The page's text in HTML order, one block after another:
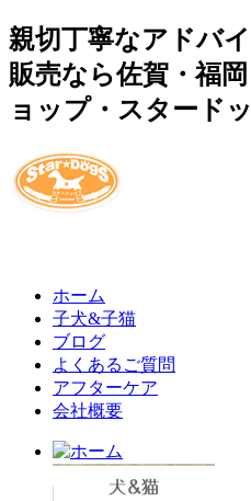
親切丁寧なアドバ
販売なら佐賀・福
ョップ・スタード
ホーム
子犬&子猫
ブログ
よくあるご質問
アフターケア
会社概要